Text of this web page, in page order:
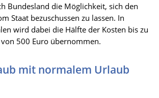
Bundesland die Möglichkeit, sich den
Staat bezuschussen zu lassen. In
wird dabei die Hälfte der Kosten bis zu
500 Euro übernommen.
mit normalem Urlaub